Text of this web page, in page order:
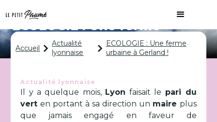
ECOLOGIE : Une ferme
urbaine à Gerland !
Accueil
Actualité
lyonnaise
ECOLOGIE : Une ferme
urbaine à Gerland !
Actualité lyonnaise
Il y a quelque mois, Lyon faisait le pari du
vert en portant à sa direction un maire plus
que jamais engagé en faveur de